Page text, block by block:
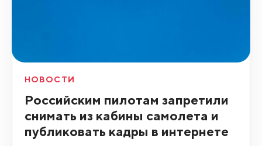
НОВОСТИ
Российским пилотам запретили
снимать из кабины самолета и
публиковать кадры в интернете